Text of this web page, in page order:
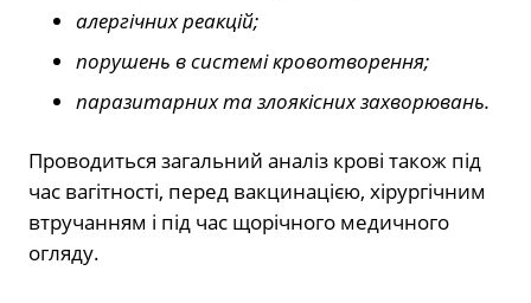
алергічних реакцій;
порушень в системі кровотворення;
паразитарних та злоякісних захворювань.
Проводиться загальний аналіз крові також під
час вагітності, перед вакцинацією, хірургічним
втручанням і під час щорічного медичного
огляду.